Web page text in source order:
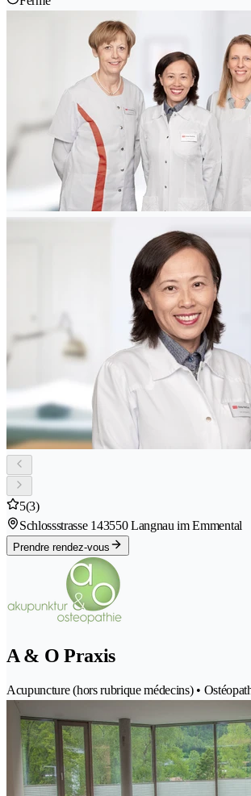
5(3)
Schlossstrasse 143550 Langnau im Emmental
Prendre rendez-vous
A & O Praxis
Acupuncture (hors rubrique médecins) •